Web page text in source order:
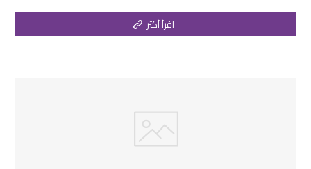
اقرأ أكثر